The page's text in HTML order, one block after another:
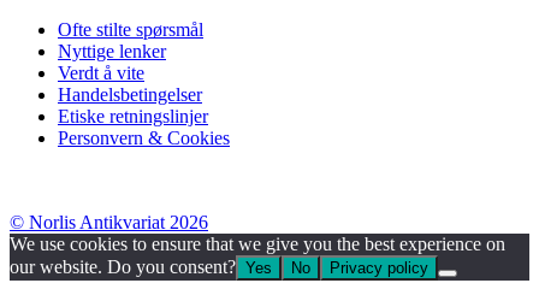
Ofte stilte spørsmål
Nyttige lenker
Verdt å vite
Handelsbetingelser
Etiske retningslinjer
Personvern & Cookies
© Norlis Antikvariat 2026
We use cookies to ensure that we give you the best experience on
our website. Do you consent? Yes No Privacy policy